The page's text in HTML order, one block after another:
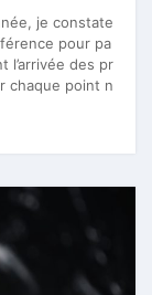
je constate
pour pa
l’arrivée des pr
chaque point n